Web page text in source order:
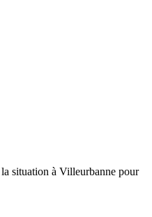
situation à Villeurbanne pour